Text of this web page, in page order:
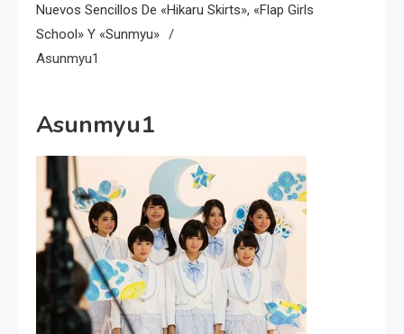
Nuevos Sencillos De «Hikaru Skirts», «Flap Girls
School» Y «Sunmyu»
Asunmyu1
Asunmyu1